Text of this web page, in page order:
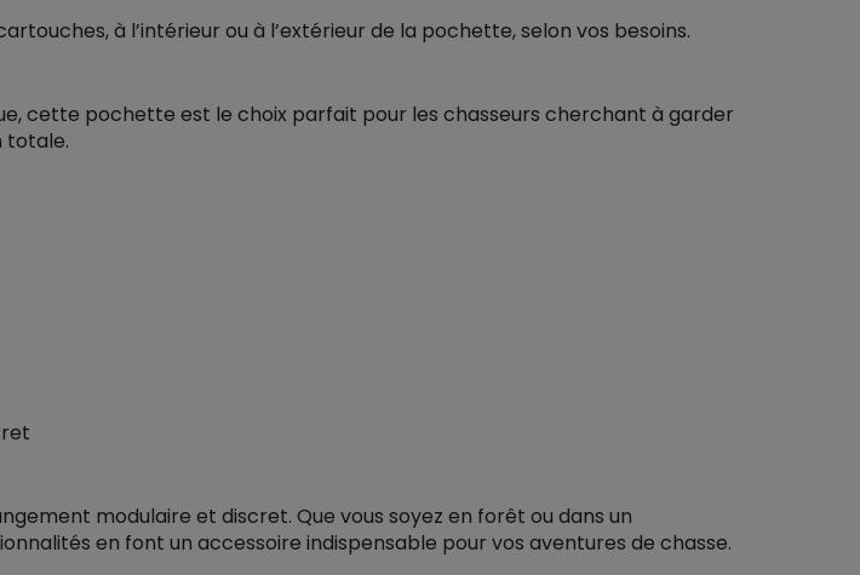
à l’intérieur ou à l’extérieur de la pochette, selon vos besoins.
cette pochette est le choix parfait pour les chasseurs cherchant à garder
totale.
modulaire et discret. Que vous soyez en forêt ou dans un
en font un accessoire indispensable pour vos aventures de chasse.